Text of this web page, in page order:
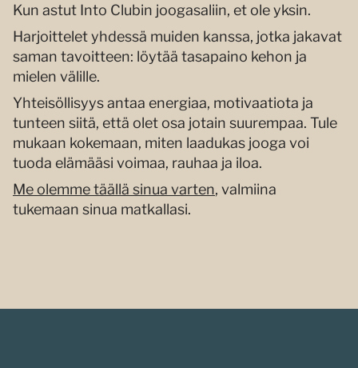
Kun astut Into Clubin joogasaliin, et ole yksin.
Harjoittelet yhdessä muiden kanssa, jotka jakavat
saman tavoitteen: löytää tasapaino kehon ja
mielen välille.
Yhteisöllisyys antaa energiaa, motivaatiota ja
tunteen siitä, että olet osa jotain suurempaa. Tule
mukaan kokemaan, miten laadukas jooga voi
tuoda elämääsi voimaa, rauhaa ja iloa.
Me olemme täällä sinua varten, valmiina
tukemaan sinua matkallasi.